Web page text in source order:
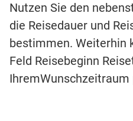
Nutzen Sie den
die Reisedauer und
bestimmen. Weiterhin
Feld Reisebeginn
IhremWunschzeitraum